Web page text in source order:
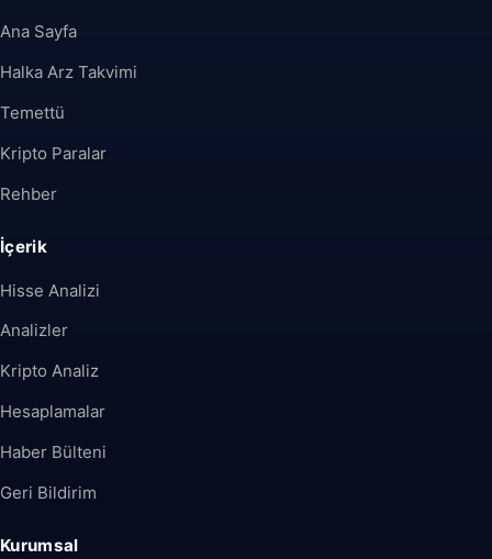
Ana Sayfa
Halka Arz Takvimi
Temettü
Kripto Paralar
Rehber
İçerik
Hisse Analizi
Analizler
Kripto Analiz
Hesaplamalar
Haber Bülteni
Geri Bildirim
Kurumsal